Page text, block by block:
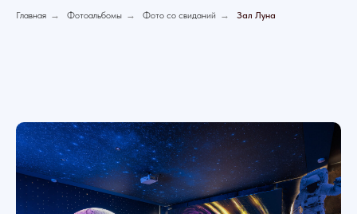
Главная → Фотоальбомы → Фото со свиданий → Зал Луна